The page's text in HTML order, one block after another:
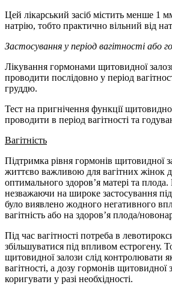
Цей лікарський засіб містить менше 1
натрію, тобто практично вільний від
Застосування у період вагітності або
Лікування гормонами щитовидної
проводити послідовно у період
груддю.
Тест на пригнічення функції
проводити в період вагітності та
Вагітність
Підтримка рівня гормонів щитовидної
життєво важливою для вагітних жінок
оптимального здоров’я матері та плода.
незважаючи на широке застосування під
було виявлено жодного негативного
вагітність або на здоров’я плода/
Під час вагітності потреба в
збільшуватися під впливом естрогену.
щитовидної залози слід контролювати
вагітності, а дозу гормонів щитовидної
коригувати у разі необхідності.